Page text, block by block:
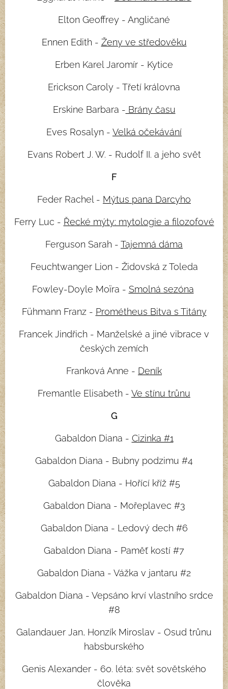
Elton Geoffrey - Angličané
Ennen Edith - Ženy ve středověku
Erben Karel Jaromír - Kytice
Erickson Caroly - Třetí královna
Erskine Barbara - Brány času
Eves Rosalyn - Velká očekávání
Evans Robert J. W. - Rudolf II. a jeho svět
F
Feder Rachel - Mýtus pana Darcyho
Ferry Luc - Řecké mýty: mytologie a filozofové
Ferguson Sarah - Tajemná dáma
Feuchtwanger Lion - Židovská z Toleda
Fowley-Doyle Moïra - Smolná sezóna
Fühmann Franz - Prométheus Bitva s Titány
Francek Jindřich - Manželské a jiné vibrace v
českých zemích
Franková Anne - Deník
Fremantle Elisabeth - Ve stínu trůnu
G
Gabaldon Diana - Cizinka #1
Gabaldon Diana - Bubny podzimu #4
Gabaldon Diana - Hořící kříž #5
Gabaldon Diana - Mořeplavec #3
Gabaldon Diana - Ledový dech #6
Gabaldon Diana - Paměť kostí #7
Gabaldon Diana - Vážka v jantaru #2
Gabaldon Diana - Vepsáno krví vlastního srdce
#8
Galandauer Jan, Honzík Miroslav - Osud trůnu
habsburského
Genis Alexander - 60. léta: svět sovětského
člověka